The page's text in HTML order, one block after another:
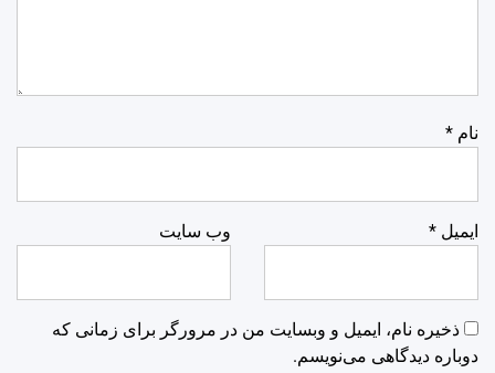
نام *
ایمیل * وب‌ سایت
ذخیره نام، ایمیل و وبسایت من در مرورگر برای زمانی که
دوباره دیدگاهی می‌نویسم.